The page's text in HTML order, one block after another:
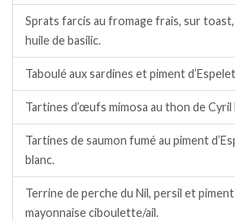
Sprats farcis au fromage frais, sur
huile de basilic.
Taboulé aux sardines et piment
Tartines d’œufs mimosa au thon de Cyril
Tartines de saumon fumé au piment
blanc.
Terrine de perche du Nil, persil et piment
mayonnaise ciboulette/ail.